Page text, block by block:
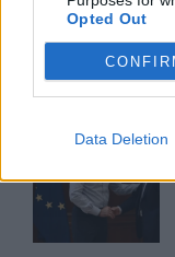
Opted Out
Data Deletion